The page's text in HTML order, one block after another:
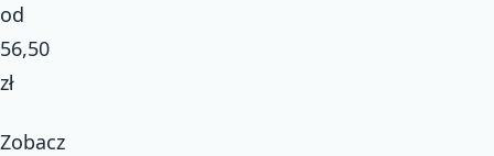
od
56,50
zł
Zobacz